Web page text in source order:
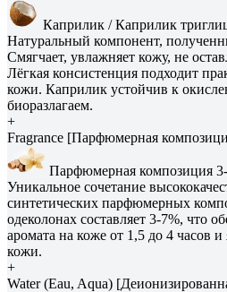
Каприлик / Каприлик
Натуральный компонент,
Смягчает, увлажняет кожу, не
Лёгкая консистенция подходит
кожи. Каприлик устойчив к
биоразлагаем.
+
Fragrance [Парфюмерная
Парфюмерная композиция
Уникальное сочетание
синтетических парфюмерных
одеколонах составляет 3-7%, что
аромата на коже от 1,5 до 4 часов и
кожи.
+
Water (Eau, Aqua)